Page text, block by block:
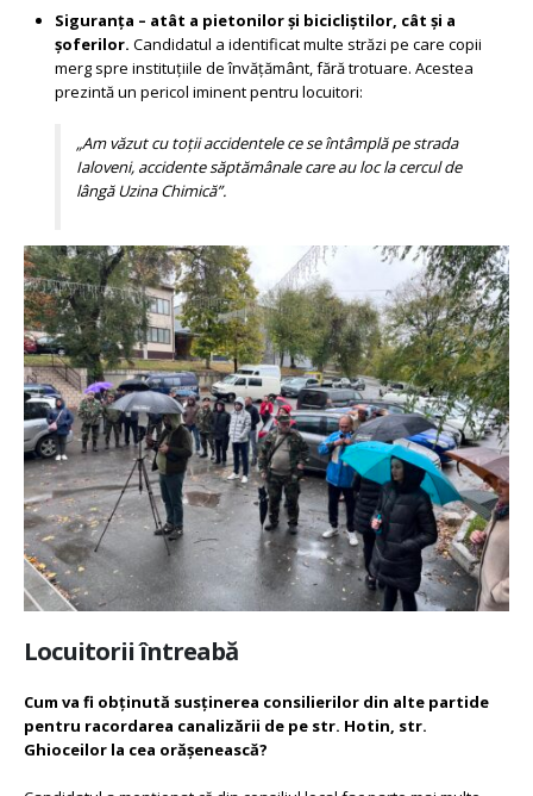
Siguranța – atât a pietonilor și bicicliștilor, cât și a
șoferilor. Candidatul a identificat multe străzi pe care copii
merg spre instituțiile de învățământ, fără trotuare. Acestea
prezintă un pericol iminent pentru locuitori:
„Am văzut cu toții accidentele ce se întâmplă pe strada
Ialoveni, accidente săptămânale care au loc la cercul de
lângă Uzina Chimică”.
Locuitorii întreabă
Cum va fi obținută susținerea consilierilor din alte partide
pentru racordarea canalizării de pe str. Hotin, str.
Ghioceilor la cea orășenească?